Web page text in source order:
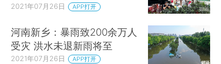
2021年07月26日 APP打开
河南新乡：暴雨致200余万人
受灾 洪水未退新雨将至
2021年07月26日 APP打开